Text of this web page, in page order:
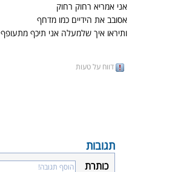
אני אמריא רחוק רחוק
אסובב את הידיים כמו מדחף
ותיראו איך שלמעלה אני תיכף מתעופף
דווח על טעות
תגובות
כותרת